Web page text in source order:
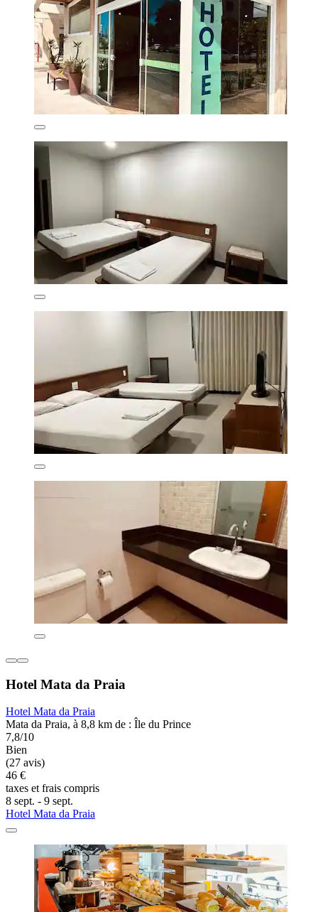
Hotel Mata da Praia
Hotel Mata da Praia
Mata da Praia, à 8,8 km de : Île du Prince
7,8/10
Bien
(27 avis)
46 €
taxes et frais compris
8 sept. - 9 sept.
Hotel Mata da Praia